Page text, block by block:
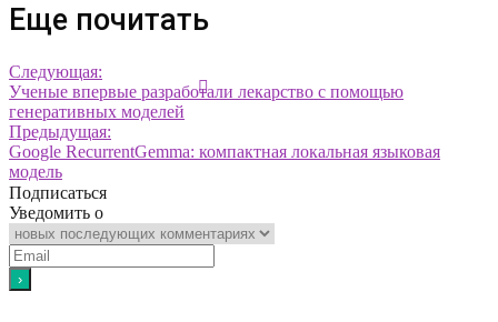
Еще почитать
Следующая:
Ученые впервые разработали лекарство с помощью
генеративных моделей
Предыдущая:
Google RecurrentGemma: компактная локальная языковая
модель
Подписаться
Уведомить о